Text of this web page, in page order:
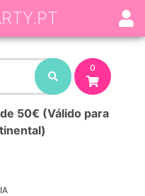
0
50€ (Válido para